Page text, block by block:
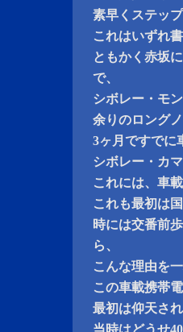
素早くステッ
これはいずれ
ともかく赤坂
で、
シボレー・モ
余りのロング
3ヶ月ですでに
シボレー・カ
これには、車
これも最初は
時には交番前
ら、
こんな理由を
この車載携帯
最初は仰天さ
当時はどうせ